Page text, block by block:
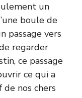
un
boule de
passage vers
regarder
ce passage
ce qui a
nos chers